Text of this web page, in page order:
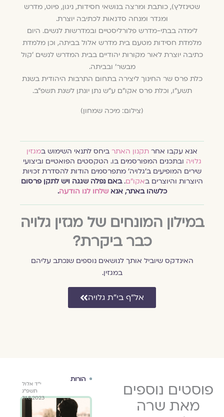
שטינזלץ), כותבת ומרצה בנושאי חסידות, ניגון, פיוט, מדרש
ומגדר ומנחה סדנאות לכתיבה יוצרת.
לימדה בבתי-מדרש פלורליסטיים ובמדרשות לנשים. היום
מלמדת חסידות מטעם בית מדרש אלול בביתה, וכן מלמדת
כתיבה יוצרת לאור מקורות יהודיים בבית המדרש לנשים 'קול
מבשר' ובביתה.
כלת פרס שר החינוך ליצירה בתחום התרבות היהודית בשנת
תשע"ו, וכלת פרס אקו"ם ע"ש נתן יונתן לשנת תשפ"ב.
(צילום: מיכה שמחון)
אנא עקבו אחרתקנון האתרביחס לתנאי השימוש ב מגזין
גלויהובתכנים המפורסמים בו. הטקסטים הפואטיים וביצועי
שירים המופיעים ב׳גלויה׳ מתפרסמים הודות להסדרת זכויות
היוצרות והיוצרים ב אקו״ם.באם נפלה שגגה ויש לתקן פרסום
כלשהו באתר, אנאשלחו לנו הודעה.
במילון המונחים של מגזין גלויה
כבר ביקרת?
האינדקס שיוביל אותך לנושאים נוספים שנכתב עליהם
במגזין.
אל״ף בי״ת גלויה
פוסטים נוספים
מאת שרה
תשפ״ג
בן ארזה
הורות
י״ד אלול
תשפ״ג
31.8.2023